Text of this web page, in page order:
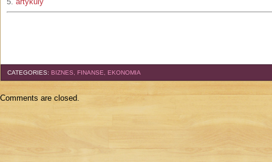
CATEGORIES: BIZNES, FINANSE, EKONOMIA
Comments are closed.